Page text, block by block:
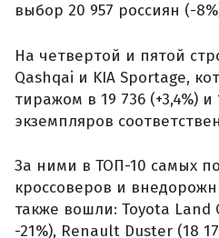
выбор 20 957 россиян (-
На четвертой и пятой
Qashqai и KIA Sportage,
тиражом в 19 736 (+3,4%) и
экземпляров
За ними в ТОП-10 самых
кроссоверов и
также вошли: Toyota Land
-21%), Renault Duster (18